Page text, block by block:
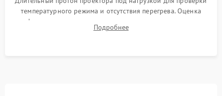
температурного режима и отсутствия перегрева. Оценка
фокуса, контрастности и цветопередачи на тестовых
таблицах. Проверка работы всех видеовходов и кнопок
Подробнее